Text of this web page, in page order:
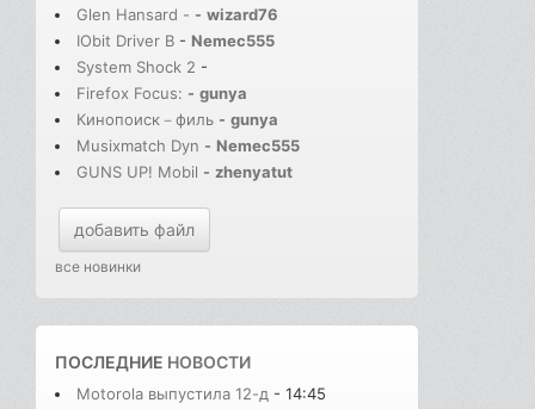
Glen Hansard - - wizard76
IObit Driver B - Nemec555
System Shock 2 -
Firefox Focus: - gunya
Кинопоиск－филь - gunya
Musixmatch Dyn - Nemec555
GUNS UP! Mobil - zhenyatut
добавить файл
все новинки
ПОСЛЕДНИЕ НОВОСТИ
Motorola выпустила 12-д - 14:45